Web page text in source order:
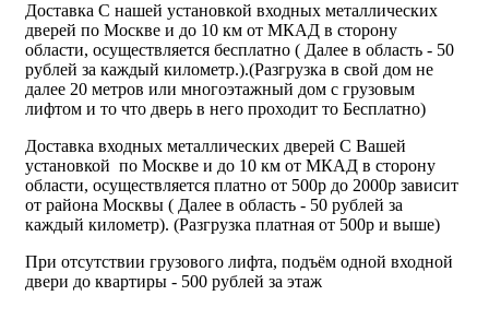
Доставка С нашей установкой входных металлических
дверей по Москве и до 10 км от МКАД в сторону
области, осуществляется бесплатно ( Далее в область - 50
рублей за каждый километр.).(Разгрузка в свой дом не
далее 20 метров или многоэтажный дом с грузовым
лифтом и то что дверь в него проходит то Бесплатно)
Доставка входных металлических дверей С Вашей
установкой по Москве и до 10 км от МКАД в сторону
области, осуществляется платно от 500р до 2000р зависит
от района Москвы ( Далее в область - 50 рублей за
каждый километр). (Разгрузка платная от 500р и выше)
При отсутствии грузового лифта, подъём одной входной
двери до квартиры - 500 рублей за этаж